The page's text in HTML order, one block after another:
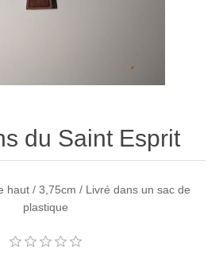
du Saint Esprit
haut / 3,75cm / Livré dans un sac de
plastique